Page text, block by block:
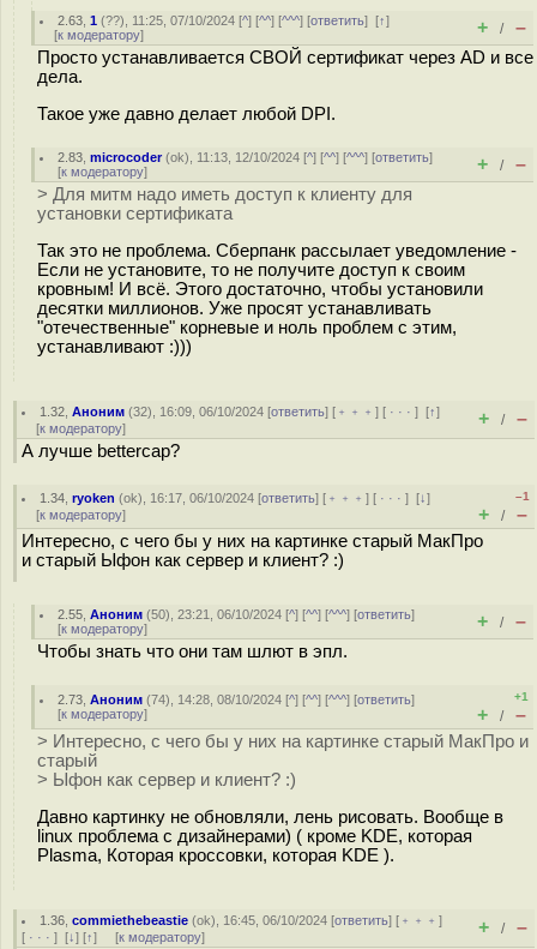
2.63 ,1 (??), 11:25, 07/10/2024 [^] [^^] [^^^] [ответить][↑]
[к модератору] + / –
Просто устанавливается СВОЙ сертификат через AD и все
дела.
Такое уже давно делает любой DPI.
2.83 ,microcoder(ok), 11:13, 12/10/2024 [^] [^^] [^^^] [ответить]
[к модератору] + / –
> Для митм надо иметь доступ к клиенту для
установки сертификата
Так это не проблема. Сберпанк рассылает уведомление -
Если не установите, то не получите доступ к своим
кровным! И всё. Этого достаточно, чтобы установили
десятки миллионов. Уже просят устанавливать
"отечественные" корневые и ноль проблем с этим,
устанавливают :)))
1.32 ,Аноним (32), 16:09, 06/10/2024 [ответить] [ ﹢﹢﹢] [ · · ·][↑]
[к модератору] + / –
А лучше bettercap?
1.34 ,ryoken (ok), 16:17, 06/10/2024 [ответить] [ ﹢﹢﹢] [ · · ·][↓]
[к модератору]
–1
+ / –
Интересно, с чего бы у них на картинке старый МакПро
и старый Ыфон как сервер и клиент? :)
2.55 ,Аноним (50), 23:21, 06/10/2024 [^] [^^] [^^^] [ответить]
[к модератору] + / –
Чтобы знать что они там шлют в эпл.
2.73 ,Аноним (74), 14:28, 08/10/2024 [^] [^^] [^^^] [ответить]
[к модератору]
+1
+ / –
> Интересно, с чего бы у них на картинке старый МакПро и
старый
> Ыфон как сервер и клиент? :)
Давно картинку не обновляли, лень рисовать. Вообще в
linux проблема с дизайнерами) ( кроме KDE, которая
Plasma, Которая кроссовки, которая KDE ).
1.36 ,commiethebeastie (ok), 16:45, 06/10/2024 [ответить] [ ﹢﹢﹢]
[ · · · ] [↓] [↑] [к модератору] + / –